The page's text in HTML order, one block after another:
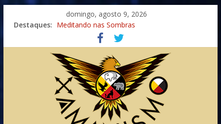
domingo, agosto 9, 2026
Destaques: Meditando nas Sombras
Autosuficiência: A Jornada do Espírito Ancestral
Xamanismo Universal
Totens – Caminho Espiritual – Crescimento
Imaginação na Cura